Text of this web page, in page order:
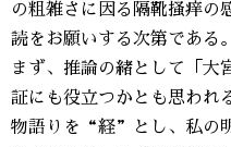
の粗雑さに因る隔靴掻痒の
読をお願いする次第である。
まず、推論の緒として「大
証にも役立つかとも思われ
物語りを“経”とし、私の